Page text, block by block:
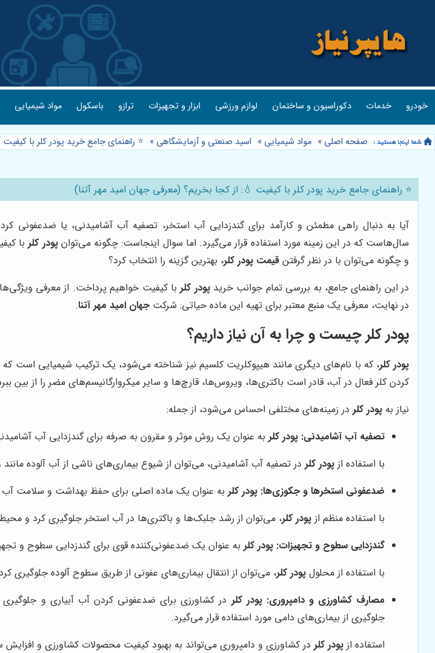
خودرو خدمات دکوراسیون و ساختمان لوازم ورزشی ابزار و تجهیزات ترازو باسکول مواد شیمیایی
صفحه اصلی » مواد شیمیایی » اسید صنعتی و آزمایشگاهی » ⭐️ راهنمای جامع خرید پودر کلر با
⭐️ راهنمای جامع خرید پودر کلر با کیفیت 💧: از کجا بخریم؟ (معرفی جهان امید مهر آتنا)
آیا به دنبال راهی مطمئن و کارآمد برای گندزدایی آب استخر، تصفیه آب آشامیدنی، یا ضدعفونی
سال‌هاست که در این زمینه مورد استفاده قرار می‌گیرد. اما سوال اینجاست: چگونه می‌توانپودر کلربا
و چگونه می‌توان با در نظر گرفتن قیمت پودر کلر، بهترین گزینه را انتخاب کرد؟
در این راهنمای جامع، به بررسی تمام جوانب خریدپودر کلربا کیفیت خواهیم پرداخت. از معرفی
در نهایت، معرفی یک منبع معتبر برای تهیه این ماده حیاتی: شرکت جهان امید مهر آتنا.
پودر کلرچیست و چرا به آن نیاز داریم؟
پودر کلر، که با نام‌های دیگری مانند هیپوکلریت کلسیم نیز شناخته می‌شود، یک ترکیب شیمیایی است که
کردن کلر فعال در آب، قادر است باکتری‌ها، ویروس‌ها، قارچ‌ها و سایر میکروارگانیسم‌های مضر را از بین
نیاز به پودر کلر در زمینه‌های مختلفی احساس می‌شود، از جمله:
تصفیه آب آشامیدنی: پودر کلر به عنوان یک روش موثر و مقرون به صرفه برای گندزدایی آب
با استفاده از پودر کلر در تصفیه آب آشامیدنی، می‌توان از شیوع بیماری‌های ناشی از آب آلوده
ضدعفونی استخرها و جکوزی‌ها: پودر کلر به عنوان یک ماده اصلی برای حفظ بهداشت و سلامت آب
با استفاده منظم از پودر کلر، می‌توان از رشد جلبک‌ها و باکتری‌ها در آب استخر جلوگیری کرد و
گندزدایی سطوح و تجهیزات: پودر کلر به عنوان یک ضدعفونی‌کننده قوی برای گندزدایی سطوح و
با استفاده از محلول پودر کلر، می‌توان از انتقال بیماری‌های عفونی از طریق سطوح آلوده جلوگیری
مصارف کشاورزی و دامپروری: پودر کلر در کشاورزی برای ضدعفونی کردن آب آبیاری و
جلوگیری از بیماری‌های دامی مورد استفاده قرار می‌گیرد.
استفاده از پودر کلر در کشاورزی و دامپروری می‌تواند به بهبود کیفیت محصولات کشاورزی و